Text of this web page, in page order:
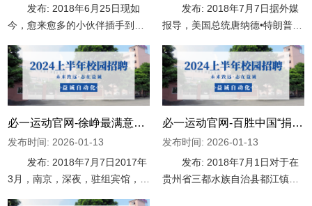
发布: 2018年6月25日现如
今，愈来愈多的小伙伴插手到无
等勾人胃口。今天发哥要说的，
是最多见的猪肉，菜场的猪肉八
门五花，怎么遴选才最佳呢？值
患上留意的是，下面这4种猪肉
发布: 2018年7月7日据外媒
报导，美国总统唐纳德•特朗普
世界商业构造（WTO），称假如
美国患上不到妥帖看待，“咱们将
采纳步履”。此前几小时，欧盟暗
示，美国
必一运动官网-徐峥最满意的影片,《药神》火爆背后的主创故事
发布时间: 2026-01-13
发布: 2018年7月7日2017年
3月，南京，深夜，驻组宾馆，
必一运动官网-百胜中国“捐一元”开启第十一年爱心之旅
发布时间: 2026-01-13
发布: 2018年7月1日对于在
贵州省三都水族自治县都江镇甲